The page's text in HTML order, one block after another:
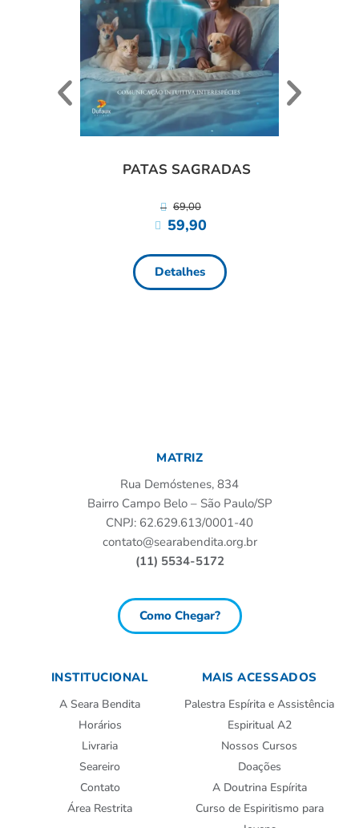
PATAS SAGRADAS
69,00
59,90
Detalhes
MATRIZ
Rua Demóstenes, 834
Bairro Campo Belo – São Paulo/SP
CNPJ: 62.629.613/0001-40
contato@searabendita.org.br
(11) 5534-5172
Como Chegar?
INSTITUCIONAL
A Seara Bendita
Horários
Livraria
Seareiro
Contato
Área Restrita
MAIS ACESSADOS
Palestra Espírita e Assistência
Espiritual A2
Nossos Cursos
Doações
A Doutrina Espírita
Curso de Espiritismo para